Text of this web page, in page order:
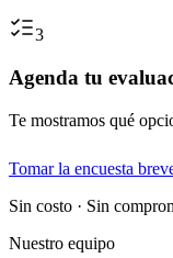
3
Agenda tu
Te mostramos qué
Tomar la encuesta
Sin costo · Sin
Nuestro equipo